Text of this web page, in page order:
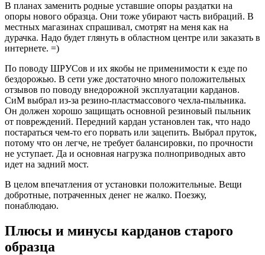
В планах заменить родные уставшие опоры раздатки на
опоры нового образца. Они тоже убирают часть вибраций. В
местных магазинах спрашивал, смотрят на меня как на
дурачка. Надо будет глянуть в областном центре или заказать в
интернете. =)
По поводу ШРУСов и их якобы не применимости к езде по
бездорожью. В сети уже достаточно много положительных
отзывов по поводу внедорожной эксплуатации карданов.
СиМ выбрал из-за резино-пластмассового чехла-пыльника.
Он должен хорошо защищать основной резиновый пыльник
от повреждений. Передний кардан установлен так, что надо
постараться чем-то его порвать или зацепить. Выбрал пруток,
потому что он легче, не требует балансировки, по прочности
не уступает. Да и основная нагрузка полноприводных авто
идет на задний мост.
В целом впечатления от установки положительные. Вещи
добротные, потраченных денег не жалко. Поезжу,
понаблюдаю.
Плюсы и минусы карданов старого
образца